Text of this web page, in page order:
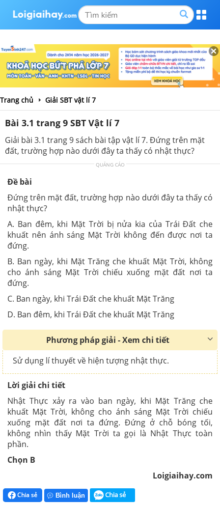
Trang chủ Giải SBT vật lí 7
Bài 3.1 trang 9 SBT Vật lí 7
Giải bài 3.1 trang 9 sách bài tập vật lí 7. Đứng trên mặt
đất, trường hợp nào dưới đây ta thấy có nhật thực?
QUẢNG CÁO
Đề bài
Đứng trên mặt đất, trường hợp nào dưới đây ta thấy có
nhật thực?
A. Ban đêm, khi Mặt Trời bị nửa kia của Trái Đất che
khuất nên ánh sáng Mặt Trời không đến được nơi ta
đứng.
B. Ban ngày, khi Mặt Trăng che khuất Mặt Trời, không
cho ánh sáng Mặt Trời chiếu xuống mặt đất nơi ta
đứng.
C. Ban ngày, khi Trái Đất che khuất Mặt Trăng
D. Ban đêm, khi Trái Đất che khuất Mặt Trăng
Phương pháp giải - Xem chi tiết
Sử dụng lí thuyết về hiện tượng nhật thực.
Lời giải chi tiết
Nhật Thực xảy ra vào ban ngày, khi Mặt Trăng che
khuất Mặt Trời, không cho ánh sáng Mặt Trời chiếu
xuống mặt đất nơi ta đứng. Đứng ở chỗ bóng tối,
không nhìn thấy Mặt Trời ta gọi là Nhật Thực toàn
phần.
Chọn B
Loigiaihay.com
Chia sẻ Bình luận Chia sẻ